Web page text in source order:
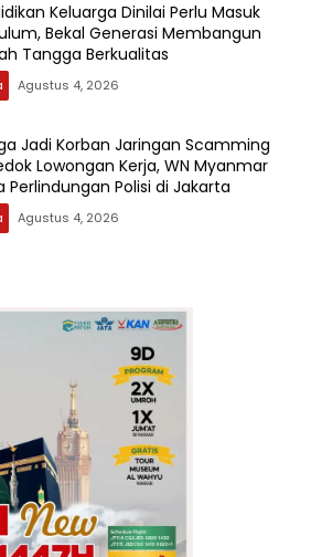
Keluarga Dinilai Perlu Masuk
Bekal Generasi Membangun
Tangga Berkualitas
Agustus 4, 2026
Jadi Korban Jaringan Scamming
Lowongan Kerja, WN Myanmar
Perlindungan Polisi di Jakarta
Agustus 4, 2026